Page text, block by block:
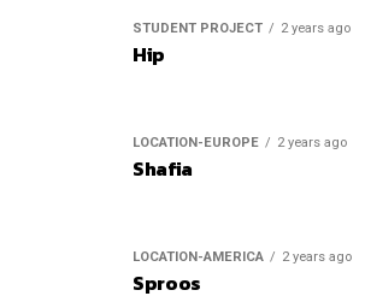
STUDENT PROJECT 2 years ago
Hip
LOCATION-EUROPE 2 years ago
Shafia
LOCATION-AMERICA 2 years ago
Sproos